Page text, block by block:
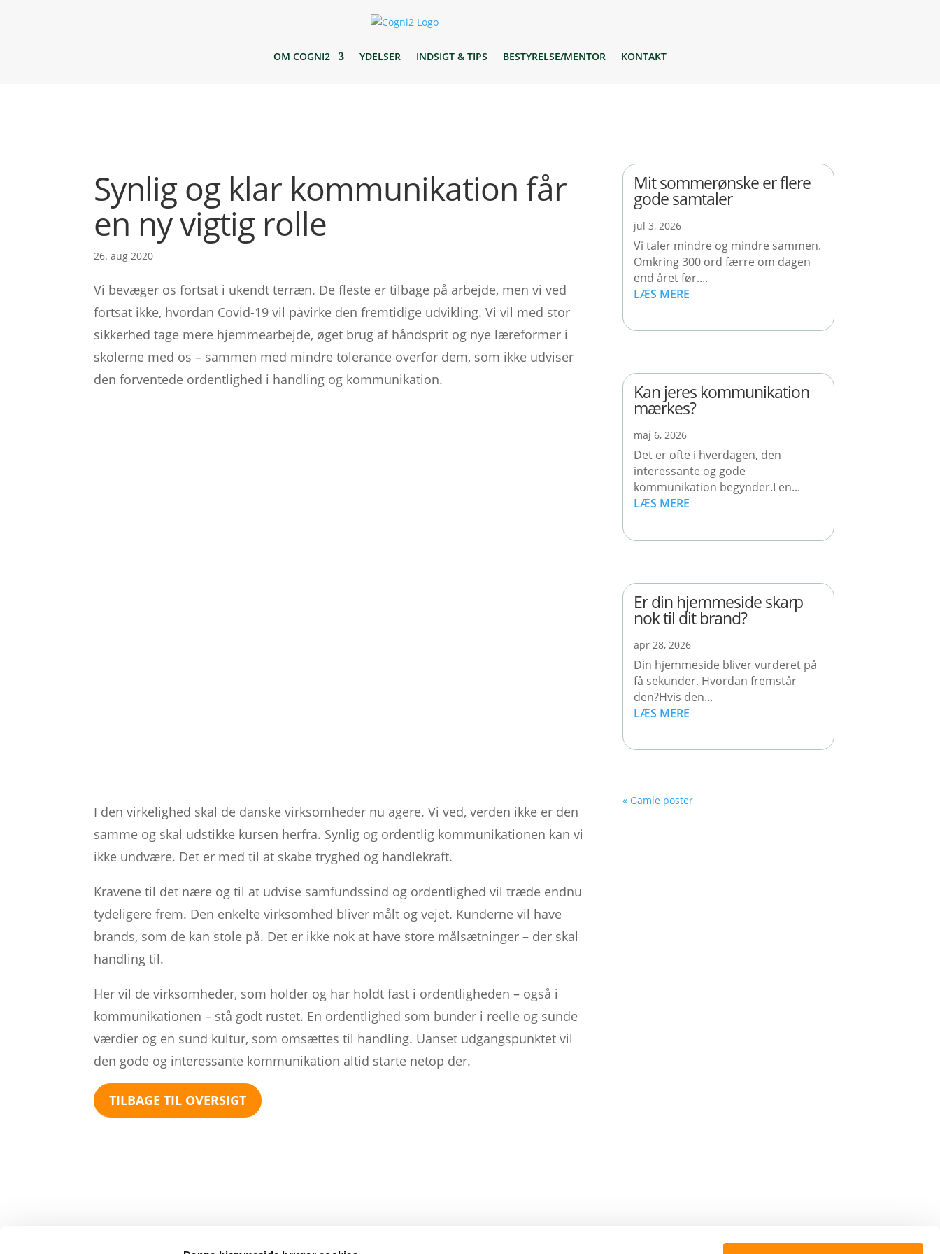
OM COGNI2 YDELSER INDSIGT & TIPS BESTYRELSE/MENTOR KONTAKT
Synlig og klar kommunikation får
en ny vigtig rolle
26. aug 2020
Vi bevæger os fortsat i ukendt terræn. De fleste er tilbage på arbejde, men vi ved
fortsat ikke, hvordan Covid-19 vil påvirke den fremtidige udvikling. Vi vil med stor
sikkerhed tage mere hjemmearbejde, øget brug af håndsprit og nye læreformer i
skolerne med os – sammen med mindre tolerance overfor dem, som ikke udviser
den forventede ordentlighed i handling og kommunikation.
I den virkelighed skal de danske virksomheder nu agere. Vi ved, verden ikke er den
samme og skal udstikke kursen herfra. Synlig og ordentlig kommunikationen kan vi
ikke undvære. Det er med til at skabe tryghed og handlekraft.
Kravene til det nære og til at udvise samfundssind og ordentlighed vil træde endnu
tydeligere frem. Den enkelte virksomhed bliver målt og vejet. Kunderne vil have
brands, som de kan stole på. Det er ikke nok at have store målsætninger – der skal
handling til.
Her vil de virksomheder, som holder og har holdt fast i ordentligheden – også i
kommunikationen – stå godt rustet. En ordentlighed som bunder i reelle og sunde
værdier og en sund kultur, som omsættes til handling. Uanset udgangspunktet vil
den gode og interessante kommunikation altid starte netop der.
TILBAGE TIL OVERSIGT
Mit sommerønske er flere
gode samtaler
jul 3, 2026
Vi taler mindre og mindre sammen.
Omkring 300 ord færre om dagen
end året før....
LÆS MERE
Kan jeres kommunikation
mærkes?
maj 6, 2026
Det er ofte i hverdagen, den
interessante og gode
kommunikation begynder.I en...
LÆS MERE
Er din hjemmeside skarp
nok til dit brand?
apr 28, 2026
Din hjemmeside bliver vurderet på
få sekunder. Hvordan fremstår
den?Hvis den...
LÆS MERE
« Gamle poster